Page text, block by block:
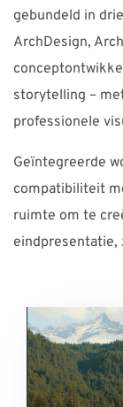
Deutschland
Italia
Norge
gebundeld in
ArchDesign,
storytelling –
professionele
Geïntegreerde
compatibiliteit
ruimte om te
eindpresentatie,